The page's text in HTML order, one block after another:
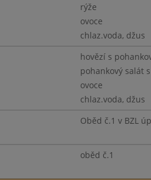
rýže
ovoce
chlaz.voda, džus
hovězí s
pohankový salát
ovoce
chlaz.voda, džus
Oběd č.1 v BZL
oběd č.1